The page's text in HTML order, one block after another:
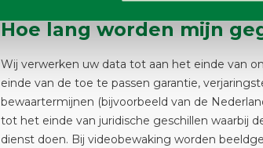
Hoe lang worden mijn
Wij verwerken uw data tot aan het einde van
einde van de toe te passen garantie,
bewaartermijnen (bijvoorbeeld van de
tot het einde van juridische geschillen waarbij
dienst doen. Bij videobewaking worden